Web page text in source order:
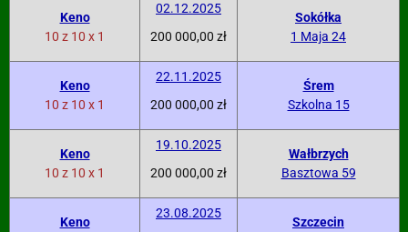
Keno
10 z 10 x 1
02.12.2025
200 000,00 zł
Sokółka
1 Maja 24
Keno
10 z 10 x 1
22.11.2025
200 000,00 zł
Śrem
Szkolna 15
Keno
10 z 10 x 1
19.10.2025
200 000,00 zł
Wałbrzych
Basztowa 59
Keno
23.08.2025
Szczecin